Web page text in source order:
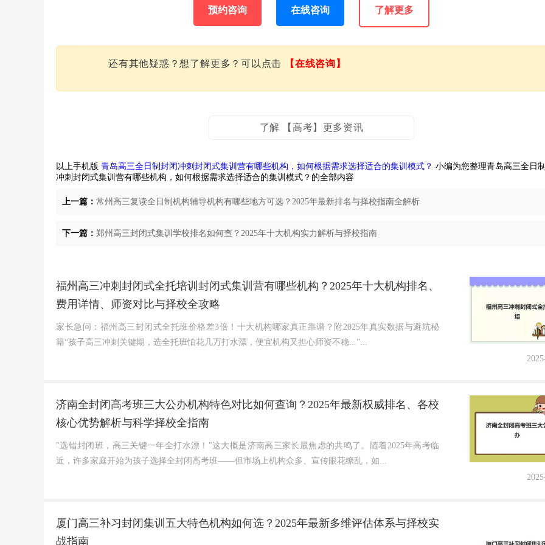
预约咨询 在线咨询 了解更多
还有其他疑惑？想了解更多？可以点击 【在线咨询】
了解 【高考】更多资讯
以上手机版 青岛高三全日制封闭冲刺封闭式集训营有哪些机构，如何根据需求选择适合的集训模式？ 小编为您整理青岛高三全日
冲刺封闭式集训营有哪些机构，如何根据需求选择适合的集训模式？的全部内容
上一篇： 常州高三复读全日制机构辅导机构有哪些地方可选？2025年最新排名与择校指南全解析
下一篇： 郑州高三封闭式集训学校排名如何查？2025年十大机构实力解析与择校指南
福州高三冲刺封闭式全托培训封闭式集训营有哪些机构？2025年十大机构排名、
费用详情、师资对比与择校全攻略
家长急问：福州高三封闭式全托班价格差3倍！十大机构哪家真正靠谱？附2025年真实数据与避坑秘
籍“孩子高三冲刺关键期，选全托班怕花几万打水漂，便宜机构又担心师资不稳...”...
济南全封闭高考班三大公办机构特色对比如何查询？2025年最新权威排名、各校
核心优势解析与科学择校全指南
"选错封闭班，高三关键一年全打水漂！"这大概是济南高三家长最焦虑的共鸣了。随着2025年高考临
近，许多家庭开始为孩子选择全封闭高考班——但市场上机构众多、宣传眼花缭乱，如...
厦门高三补习封闭集训五大特色机构如何选？2025年最新多维评估体系与择校实
战指南